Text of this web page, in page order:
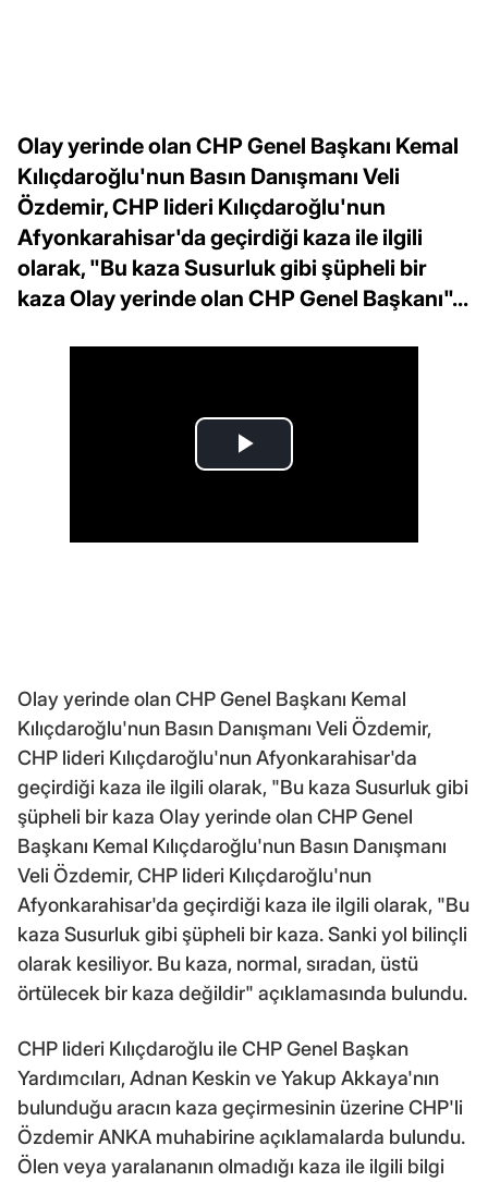
Olay yerinde olan CHP Genel Başkanı Kemal
Kılıçdaroğlu'nun Basın Danışmanı Veli
Özdemir, CHP lideri Kılıçdaroğlu'nun
Afyonkarahisar'da geçirdiği kaza ile ilgili
olarak, "Bu kaza Susurluk gibi şüpheli bir
kaza Olay yerinde olan CHP Genel Başkanı"...
Olay yerinde olan CHP Genel Başkanı Kemal
Kılıçdaroğlu'nun Basın Danışmanı Veli Özdemir,
CHP lideri Kılıçdaroğlu'nun Afyonkarahisar'da
geçirdiği kaza ile ilgili olarak, "Bu kaza Susurluk gibi
şüpheli bir kaza Olay yerinde olan CHP Genel
Başkanı Kemal Kılıçdaroğlu'nun Basın Danışmanı
Veli Özdemir, CHP lideri Kılıçdaroğlu'nun
Afyonkarahisar'da geçirdiği kaza ile ilgili olarak, "Bu
kaza Susurluk gibi şüpheli bir kaza. Sanki yol bilinçli
olarak kesiliyor. Bu kaza, normal, sıradan, üstü
örtülecek bir kaza değildir" açıklamasında bulundu.
CHP lideri Kılıçdaroğlu ile CHP Genel Başkan
Yardımcıları, Adnan Keskin ve Yakup Akkaya'nın
bulunduğu aracın kaza geçirmesinin üzerine CHP'li
Özdemir ANKA muhabirine açıklamalarda bulundu.
Ölen veya yaralananın olmadığı kaza ile ilgili bilgi